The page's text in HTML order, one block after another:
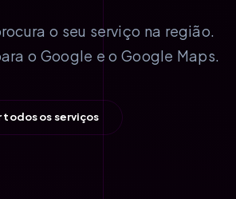
o seu serviço na região.
o Google e o Google Maps.
todos os serviços